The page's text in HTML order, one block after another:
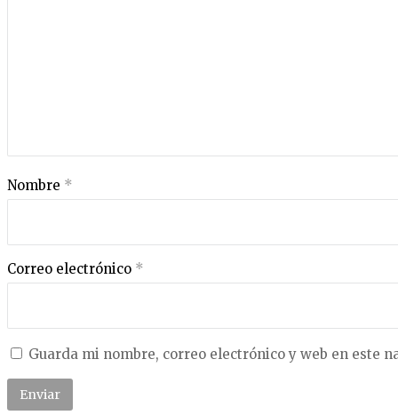
Nombre *
Correo electrónico *
Guarda mi nombre, correo electrónico y web en este